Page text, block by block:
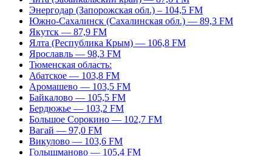
Энергодар (Запорожская обл.) – 104,5 FM
Южно-Сахалинск (Сахалинская обл.) — 89,3 FM
Якутск — 87,9 FM
Ялта (Республика Крым) — 106,8 FM
Ярославль — 98,3 FM
Тюменская область:
Абатское — 103,8 FM
Аромашево — 103,5 FM
Байкалово — 105,5 FM
Бердюжье — 103,2 FM
Большое Сорокино — 102,7 FM
Вагай — 97,0 FM
Викулово — 103,6 FM
Голышманово — 105,4 FM